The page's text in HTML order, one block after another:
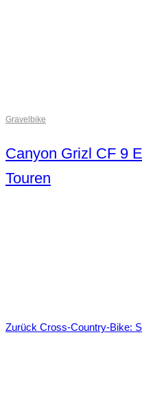
Gravelbike
Canyon Grizl CF 9
Touren
Zurück Cross-Country-Bike: